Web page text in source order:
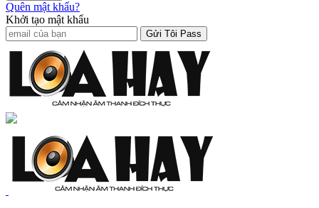
Quên mật khẩu?
Khởi tạo mật khẩu